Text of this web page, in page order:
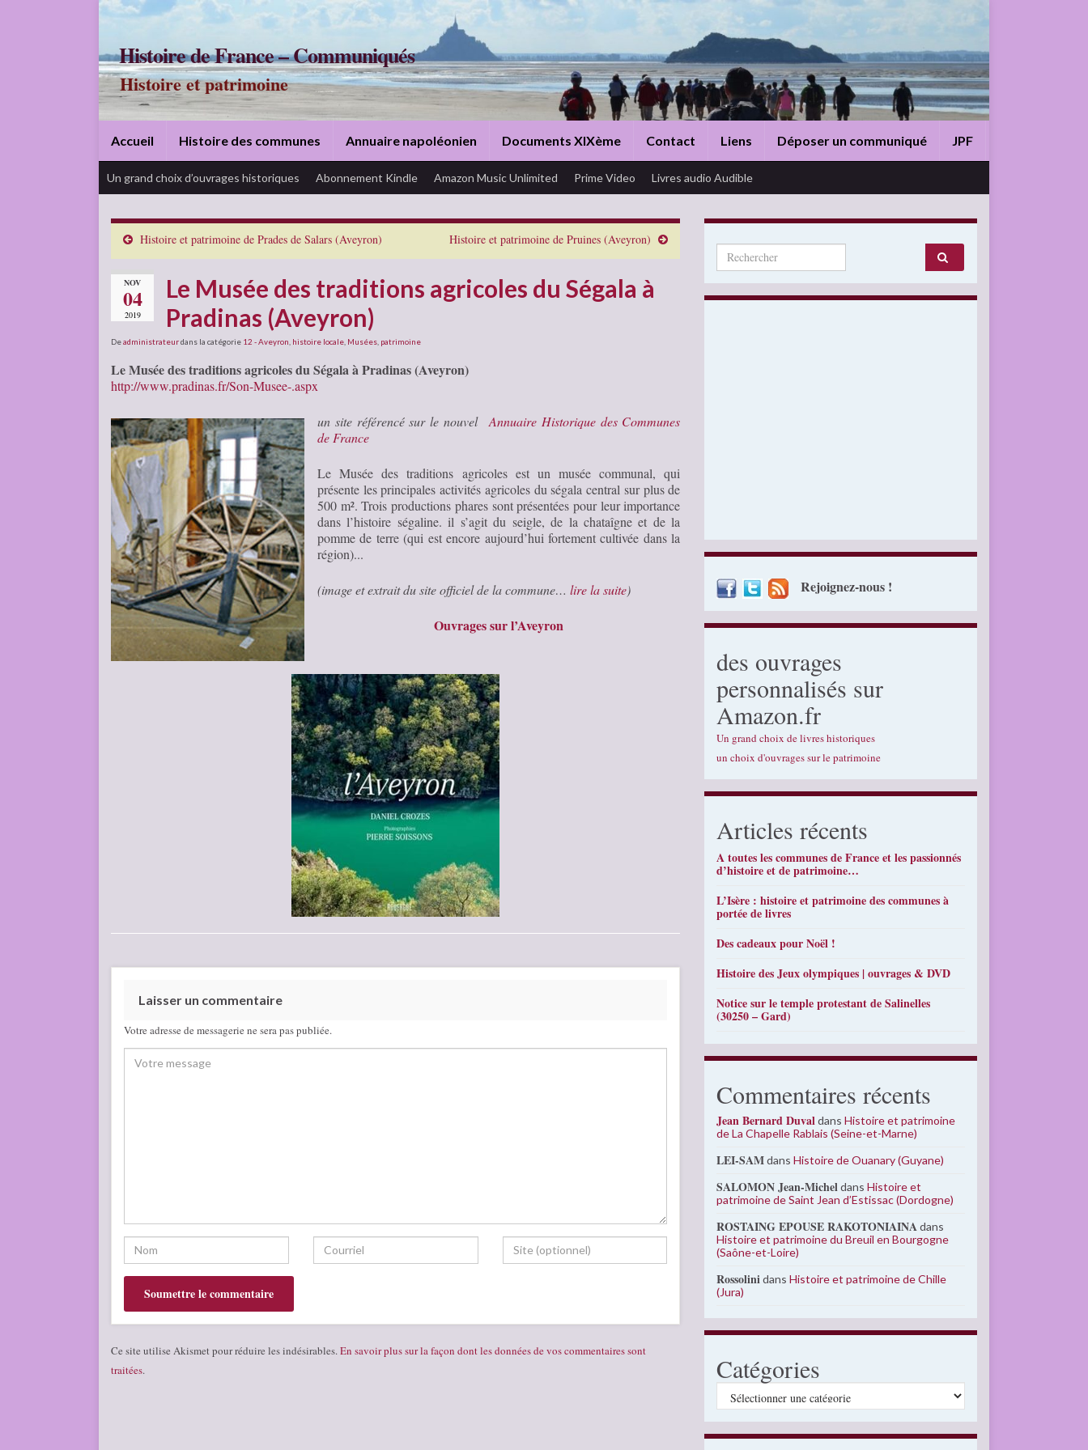
Histoire de France – Communiqués
Histoire et patrimoine
Accueil Histoire des communes Annuaire napoléonien Documents XIXème Contact Liens Déposer un communiqué JPF
Un grand choix d’ouvrages historiques Abonnement Kindle Amazon Music Unlimited Prime Video Livres audio Audible
Histoire et patrimoine de Prades de Salars (Aveyron) Histoire et patrimoine de Pruines (Aveyron)
NOV
04
2019
Le Musée des traditions agricoles du Ségala à
Pradinas (Aveyron)
Deadministrateurdans la catégorie 12 - Aveyron histoire locale Musées patrimoine
Le Musée des traditions agricoles du Ségala à Pradinas (Aveyron)
http://www.pradinas.fr/Son-Musee-.aspx
un site référencé sur le nouvel Annuaire Historique des Communes
de France
Le Musée des traditions agricoles est un musée communal, qui
présente les principales activités agricoles du ségala central sur plus de
500 m². Trois productions phares sont présentées pour leur importance
dans l’histoire ségaline. il s’agit du seigle, de la chataîgne et de la
pomme de terre (qui est encore aujourd’hui fortement cultivée dans la
région)...
(image et extrait du site officiel de la commune… lire la suite)
Ouvrages sur l’Aveyron
Laisser un commentaire
Votre adresse de messagerie ne sera pas publiée.
Ce site utilise Akismet pour réduire les indésirables. En savoir plus sur la façon dont les données de vos commentaires sont
traitées.
Search for:
Rejoignez-nous !
des ouvrages
personnalisés sur
Amazon.fr
Un grand choix de livres historiques
un choix d'ouvrages sur le patrimoine
Articles récents
A toutes les communes de France et les passionnés
d’histoire et de patrimoine…
L’Isère : histoire et patrimoine des communes à
portée de livres
Des cadeaux pour Noël !
Histoire des Jeux olympiques | ouvrages & DVD
Notice sur le temple protestant de Salinelles
(30250 – Gard)
Commentaires récents
Jean Bernard DuvaldansHistoire et patrimoine
de La Chapelle Rablais (Seine-et-Marne)
LEI-SAMdansHistoire de Ouanary (Guyane)
SALOMON Jean-MicheldansHistoire et
patrimoine de Saint Jean d’Estissac (Dordogne)
ROSTAING EPOUSE RAKOTONIAINAdans
Histoire et patrimoine du Breuil en Bourgogne
(Saône-et-Loire)
RossolinidansHistoire et patrimoine de Chille
(Jura)
Catégories
Catégories